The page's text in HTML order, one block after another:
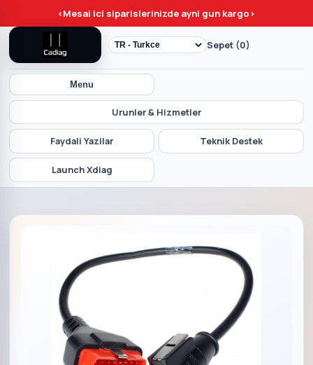
<Mesai ici siparislerinizde ayni gun kargo>
Menu
Urunler & Hizmetler
Faydali Yazilar Teknik Destek
Launch Xdiag
Sepet (0)